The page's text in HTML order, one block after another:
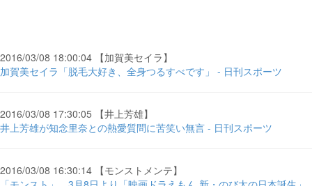
2016/03/08 18:00:04 【加賀美セイラ】
加賀美セイラ「脱毛大好き、全身つるすべです」 - 日刊スポーツ
2016/03/08 17:30:05 【井上芳雄】
井上芳雄が知念里奈との熱愛質問に苦笑い無言 - 日刊スポーツ
2016/03/08 16:30:14 【モンストメンテ】